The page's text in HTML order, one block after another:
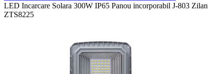
LED Incarcare Solara 300W IP65 Panou incorporabil J-803 Zilan
ZTS8225